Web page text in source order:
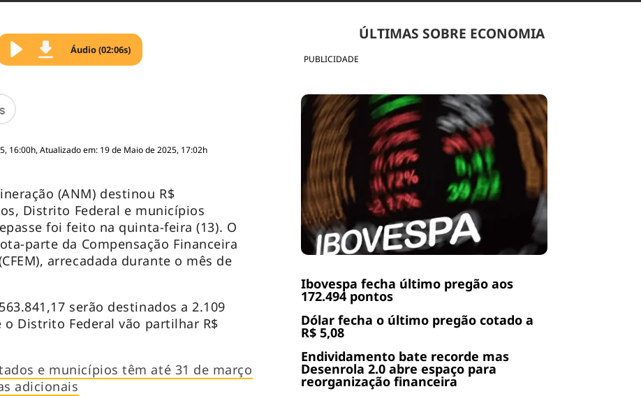
PUBLICIDADE
ÚLTIMAS SOBRE ECONOMIA
Ibovespa fecha último pregão aos
172.494 pontos
Dólar fecha o último pregão cotado a
R$ 5,08
Endividamento bate recorde mas
Desenrola 2.0 abre espaço para
reorganização financeira
Áudio (02:06s)
16:00h, Atualizado em: 19 de Maio de 2025, 17:02h
(ANM) destinou R$
Distrito Federal e municípios
foi feito na quinta-feira (13). O
parte da Compensação Financeira
arrecadada durante o mês de
serão destinados a 2.109
Distrito Federal vão partilhar R$
e municípios têm até 31 de março
adicionais